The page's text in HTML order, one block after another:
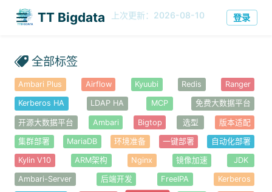
TT
Bigdata
今日 678 · 历史 239833 登录
全部标签
Ambari Plus Airflow Kyuubi Redis Ranger
Kerberos HA LDAP HA MCP 免费大数据平台
开源大数据平台 Ambari Bigtop 选型 版本适配
集群部署 MariaDB 环境准备 一键部署 自动化部署
Kylin V10 ARM架构 Nginx 镜像加速 JDK
Ambari-Server 后端开发 FreeIPA Kerberos